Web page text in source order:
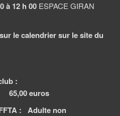
à 12 h 00 ESPACE GIRAN
le calendrier sur le site du
:
Adulte non